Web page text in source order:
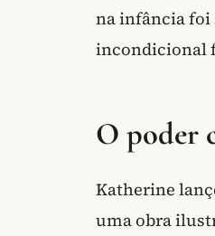
na infância foi
incondicional
O poder
Katherine
uma obra